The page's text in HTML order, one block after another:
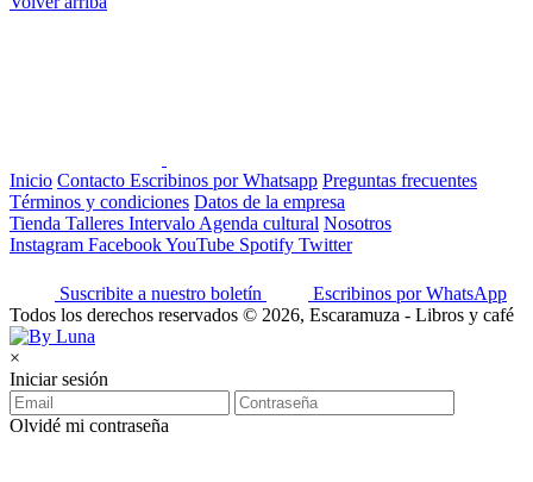
Inicio Contacto Escribinos por Whatsapp Preguntas frecuentes
Términos y condiciones Datos de la empresa
Tienda Talleres Intervalo Agenda cultural Nosotros
Instagram FacebookYouTube Spotify Twitter
Suscribite a nuestro boletín
Escribinos por WhatsApp
Todos los derechos reservados © 2026, Escaramuza - Libros y café
×
Iniciar sesión
Olvidé mi contraseña